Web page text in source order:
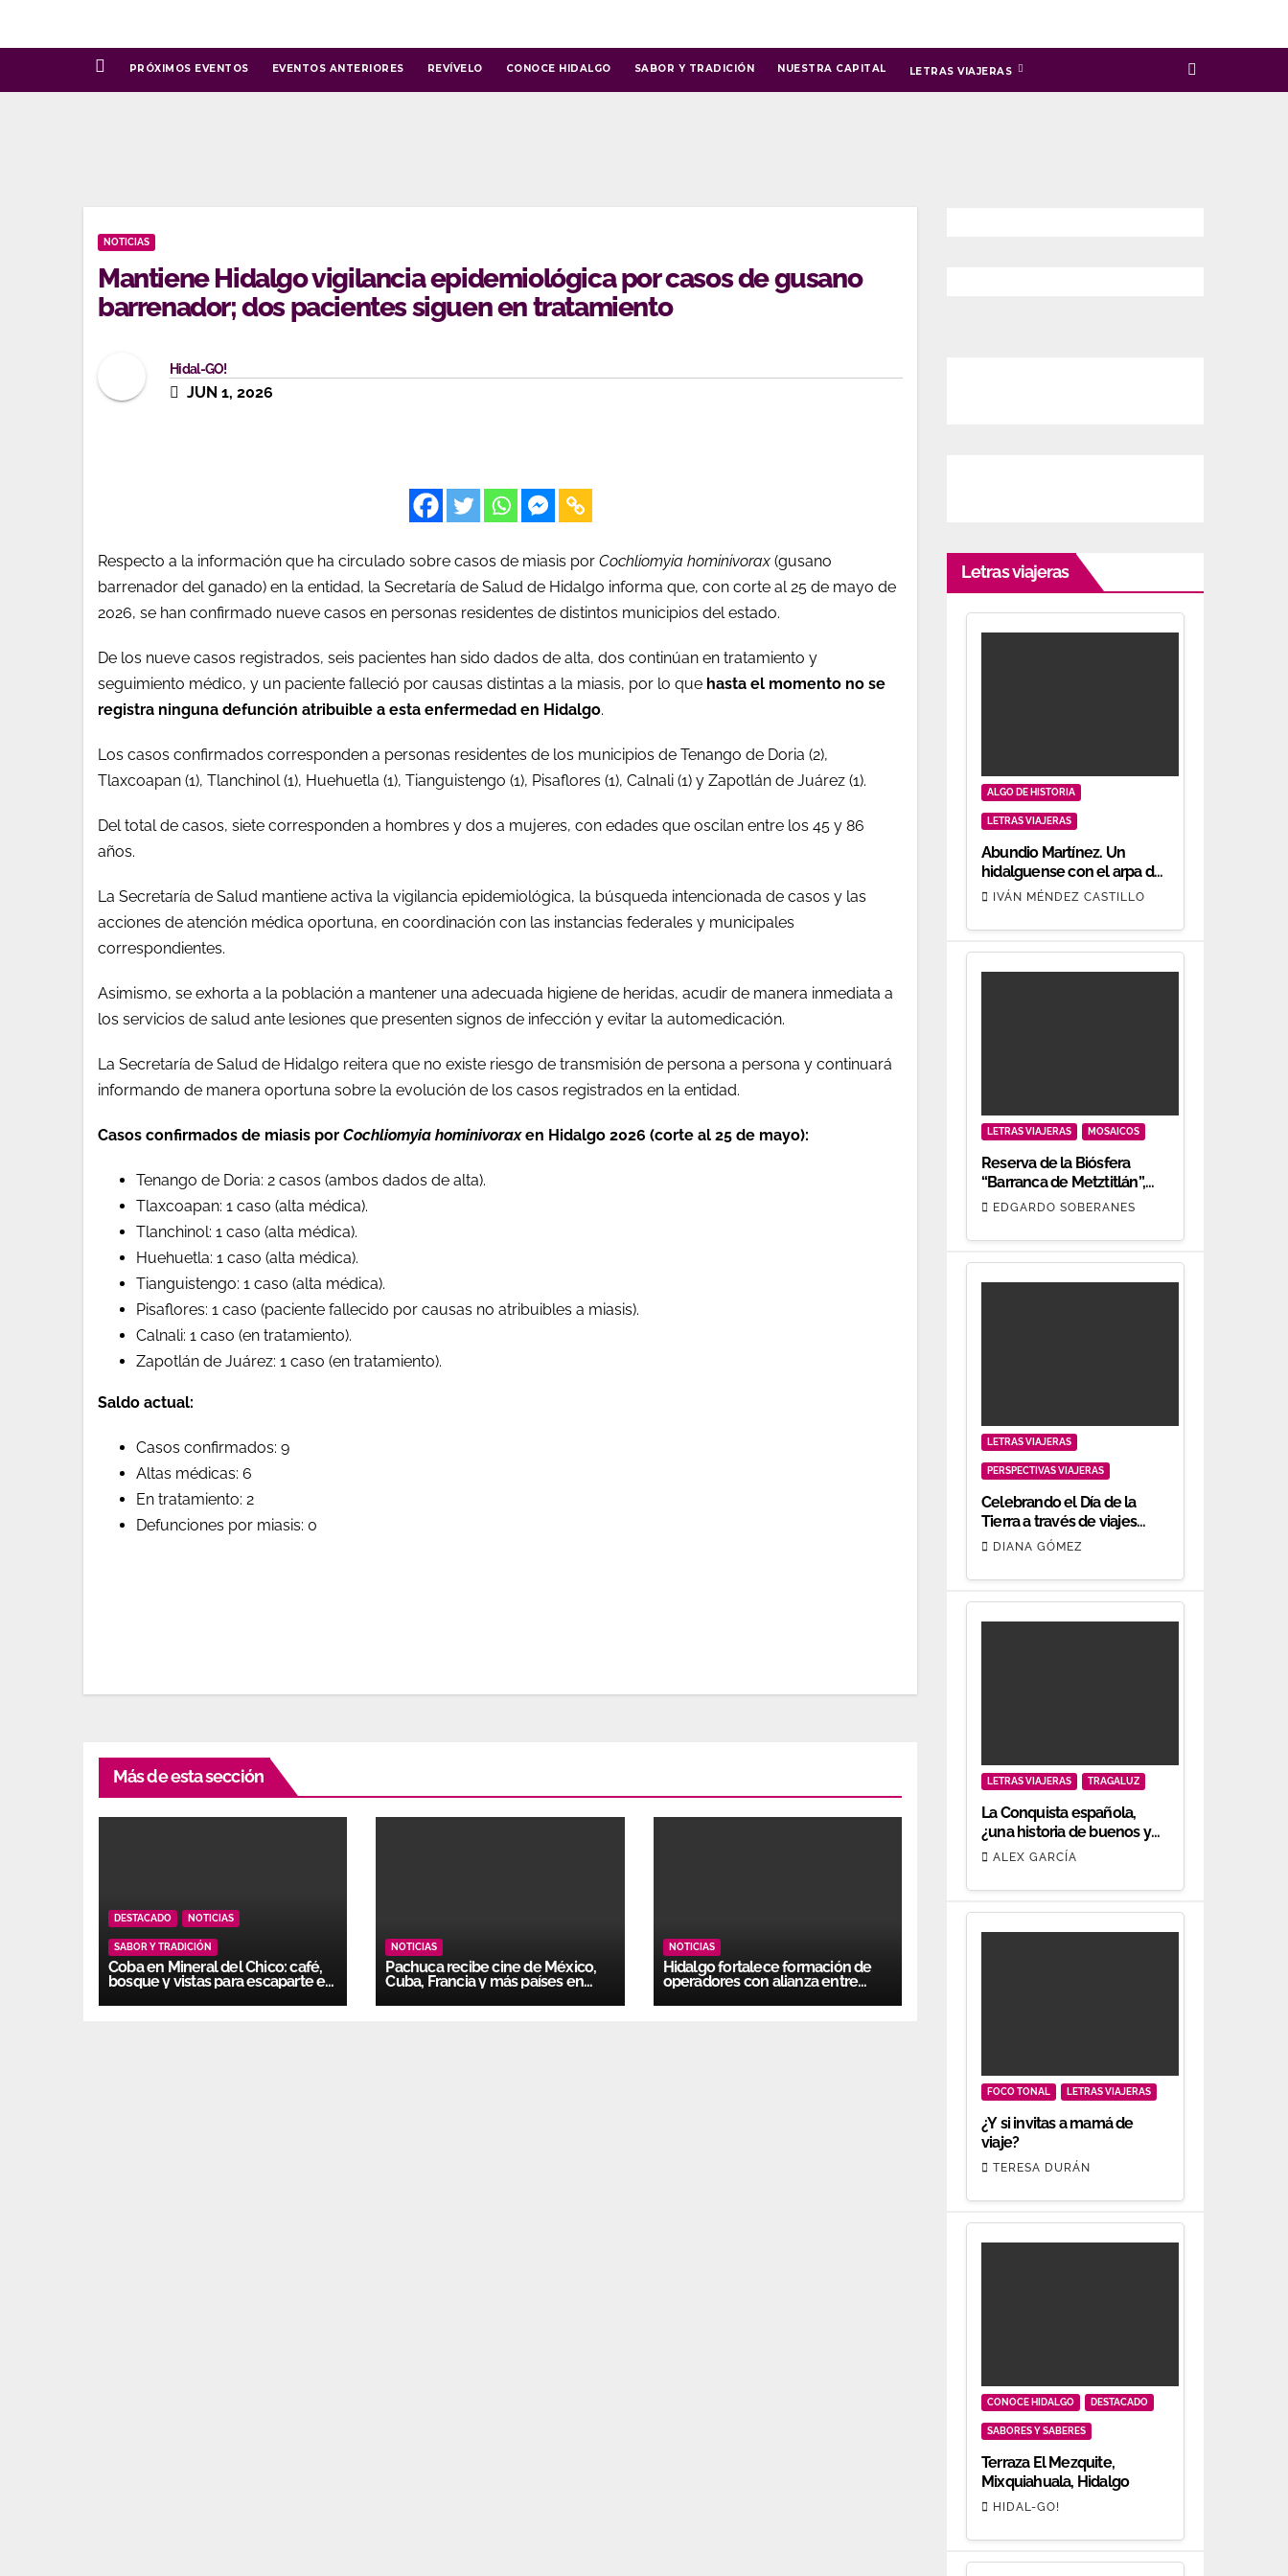
PRÓXIMOS EVENTOS EVENTOS ANTERIORES REVÍVELO CONOCE HIDALGO SABOR Y TRADICIÓN NUESTRA CAPITAL LETRAS VIAJERAS
NOTICIAS
Mantiene Hidalgo vigilancia epidemiológica por casos de gusano
barrenador; dos pacientes siguen en tratamiento
Hidal-GO!
JUN 1, 2026
Respecto a la información que ha circulado sobre casos de miasis por Cochliomyia hominivorax (gusano
barrenador del ganado) en la entidad, la Secretaría de Salud de Hidalgo informa que, con corte al 25 de mayo de
2026, se han confirmado nueve casos en personas residentes de distintos municipios del estado.
De los nueve casos registrados, seis pacientes han sido dados de alta, dos continúan en tratamiento y
seguimiento médico, y un paciente falleció por causas distintas a la miasis, por lo que hasta el momento no se
registra ninguna defunción atribuible a esta enfermedad en Hidalgo.
Los casos confirmados corresponden a personas residentes de los municipios de Tenango de Doria (2),
Tlaxcoapan (1), Tlanchinol (1), Huehuetla (1), Tianguistengo (1), Pisaflores (1), Calnali (1) y Zapotlán de Juárez (1).
Del total de casos, siete corresponden a hombres y dos a mujeres, con edades que oscilan entre los 45 y 86
años.
La Secretaría de Salud mantiene activa la vigilancia epidemiológica, la búsqueda intencionada de casos y las
acciones de atención médica oportuna, en coordinación con las instancias federales y municipales
correspondientes.
Asimismo, se exhorta a la población a mantener una adecuada higiene de heridas, acudir de manera inmediata a
los servicios de salud ante lesiones que presenten signos de infección y evitar la automedicación.
La Secretaría de Salud de Hidalgo reitera que no existe riesgo de transmisión de persona a persona y continuará
informando de manera oportuna sobre la evolución de los casos registrados en la entidad.
Casos confirmados de miasis por Cochliomyia hominivoraxen Hidalgo 2026 (corte al 25 de mayo):
Tenango de Doria: 2 casos (ambos dados de alta).
Tlaxcoapan: 1 caso (alta médica).
Tlanchinol: 1 caso (alta médica).
Huehuetla: 1 caso (alta médica).
Tianguistengo: 1 caso (alta médica).
Pisaflores: 1 caso (paciente fallecido por causas no atribuibles a miasis).
Calnali: 1 caso (en tratamiento).
Zapotlán de Juárez: 1 caso (en tratamiento).
Saldo actual:
Casos confirmados: 9
Altas médicas: 6
En tratamiento: 2
Defunciones por miasis: 0
Más de esta sección
DESTACADO NOTICIAS
SABOR Y TRADICIÓN
Coba en Mineral del Chico: café,
bosque y vistas para escaparte en
NOTICIAS
Pachuca recibe cine de México,
Cuba, Francia y más países en
NOTICIAS
Hidalgo fortalece formación de
operadores con alianza entre
Letras viajeras
ALGO DE HISTORIA
LETRAS VIAJERAS
Abundio Martínez. Un
hidalguense con el arpa de
oro.IVÁN MÉNDEZ CASTILLO
LETRAS VIAJERAS MOSAICOS
Reserva de la Biósfera
“Barranca de Metztitlán”,
patrimonio biocultural
EDGARDO SOBERANES
LETRAS VIAJERAS
PERSPECTIVAS VIAJERAS
Celebrando el Día de la
Tierra a través de viajes
responsables
DIANA GÓMEZ
LETRAS VIAJERAS TRAGALUZ
La Conquista española,
¿una historia de buenos y
malos?
ALEX GARCÍA
FOCO TONAL LETRAS VIAJERAS
¿Y si invitas a mamá de
viaje?
TERESA DURÁN
CONOCE HIDALGO DESTACADO
SABORES Y SABERES
Terraza El Mezquite,
Mixquiahuala, Hidalgo
HIDAL-GO!